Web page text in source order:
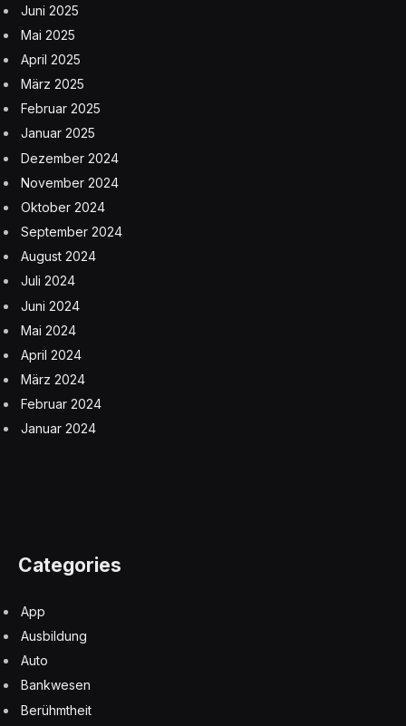
Juni 2025
Mai 2025
April 2025
März 2025
Februar 2025
Januar 2025
Dezember 2024
November 2024
Oktober 2024
September 2024
August 2024
Juli 2024
Juni 2024
Mai 2024
April 2024
März 2024
Februar 2024
Januar 2024
Categories
App
Ausbildung
Auto
Bankwesen
Berühmtheit